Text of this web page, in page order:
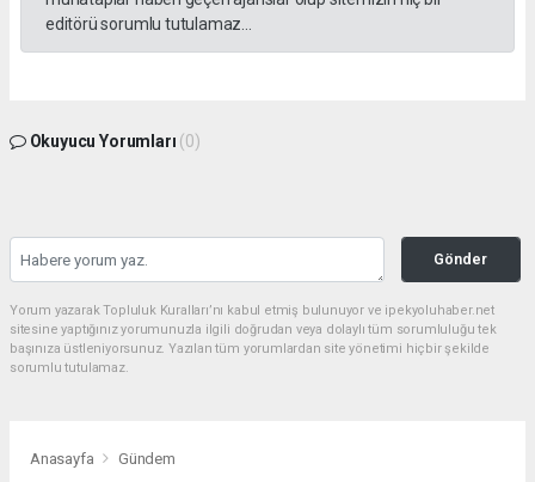
editörü sorumlu tutulamaz...
Okuyucu Yorumları (0)
Gönder
Yorum yazarak Topluluk Kuralları’nı kabul etmiş bulunuyor ve ipekyoluhaber.net
sitesine yaptığınız yorumunuzla ilgili doğrudan veya dolaylı tüm sorumluluğu tek
başınıza üstleniyorsunuz. Yazılan tüm yorumlardan site yönetimi hiçbir şekilde
sorumlu tutulamaz.
Anasayfa Gündem